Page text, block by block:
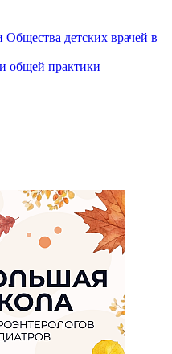
детских врачей в
общей практики